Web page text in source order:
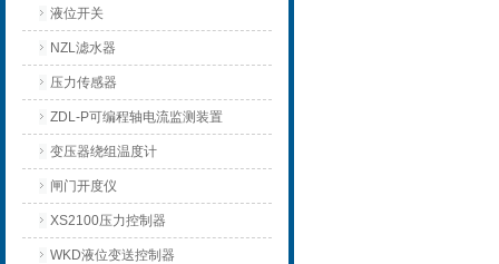
液位开关
NZL滤水器
压力传感器
ZDL-P可编程轴电流监测装置
变压器绕组温度计
闸门开度仪
XS2100压力控制器
WKD液位变送控制器